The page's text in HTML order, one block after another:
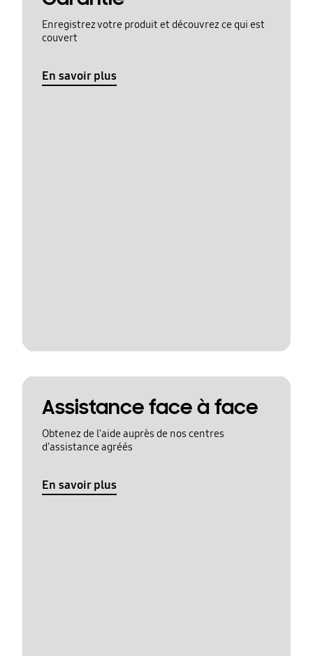
Enregistrez votre produit et découvrez ce qui est
couvert
En savoir plus
Assistance face à face
Obtenez de l'aide auprès de nos centres
d'assistance agréés
En savoir plus